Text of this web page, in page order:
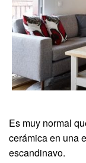
Es muy normal
cerámica en una
escandinavo.